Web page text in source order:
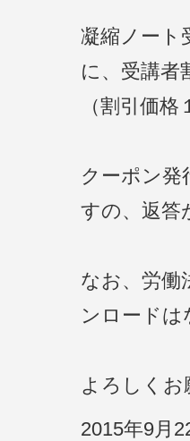
凝縮ノート
に、受講者
（割引価格
クーポン発
すの、返答
なお、労働
ンロード
よろしくお
2015年9月